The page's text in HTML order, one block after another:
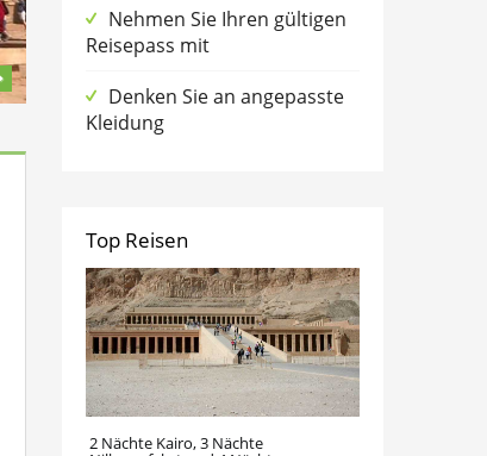
Nehmen Sie Ihren gültigen
Reisepass mit
Denken Sie an angepasste
Kleidung
Top Reisen
2 Nächte Kairo, 3 Nächte